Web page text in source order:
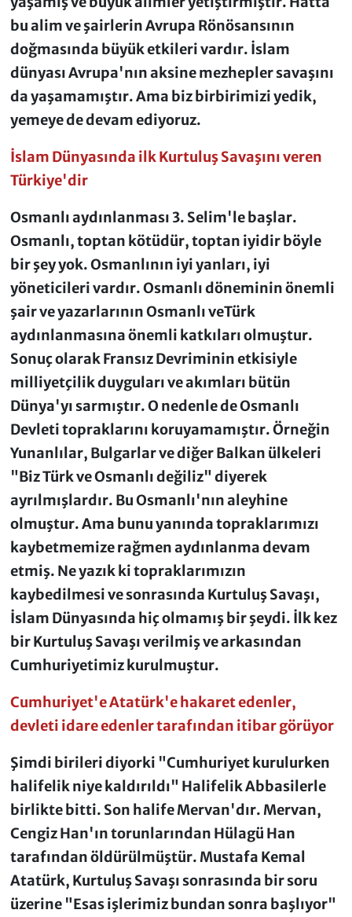
bu alim ve şairlerin Avrupa Rönösansının
doğmasında büyük etkileri vardır. İslam
dünyası Avrupa'nın aksine mezhepler savaşını
da yaşamamıştır. Ama biz birbirimizi yedik,
yemeye de devam ediyoruz.
İslam Dünyasında ilk Kurtuluş Savaşını veren
Türkiye'dir
Osmanlı aydınlanması 3. Selim'le başlar.
Osmanlı, toptan kötüdür, toptan iyidir böyle
bir şey yok. Osmanlının iyi yanları, iyi
yöneticileri vardır. Osmanlı döneminin önemli
şair ve yazarlarının Osmanlı veTürk
aydınlanmasına önemli katkıları olmuştur.
Sonuç olarak Fransız Devriminin etkisiyle
milliyetçilik duyguları ve akımları bütün
Dünya'yı sarmıştır. O nedenle de Osmanlı
Devleti topraklarını koruyamamıştır. Örneğin
Yunanlılar, Bulgarlar ve diğer Balkan ülkeleri
"Biz Türk ve Osmanlı değiliz" diyerek
ayrılmışlardır. Bu Osmanlı'nın aleyhine
olmuştur. Ama bunu yanında topraklarımızı
kaybetmemize rağmen aydınlanma devam
etmiş. Ne yazık ki topraklarımızın
kaybedilmesi ve sonrasında Kurtuluş Savaşı,
İslam Dünyasında hiç olmamış bir şeydi. İlk kez
bir Kurtuluş Savaşı verilmiş ve arkasından
Cumhuriyetimiz kurulmuştur.
Cumhuriyet'e Atatürk'e hakaret edenler,
devleti idare edenler tarafından itibar görüyor
Şimdi birileri diyorki "Cumhuriyet kurulurken
halifelik niye kaldırıldı" Halifelik Abbasilerle
birlikte bitti. Son halife Mervan'dır. Mervan,
Cengiz Han'ın torunlarından Hülagü Han
tarafından öldürülmüştür. Mustafa Kemal
Atatürk, Kurtuluş Savaşı sonrasında bir soru
üzerine "Esas işlerimiz bundan sonra başlıyor"